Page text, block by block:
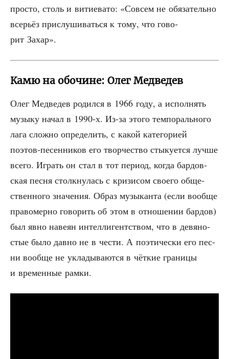
про­сто, столь и вити­е­ва­то: «Совсем не обя­за­тель­но
все­рьёз при­слу­ши­вать­ся к тому, что гово­
рит Захар».
Камю на обочине: Олег Медведев
Олег Мед­ве­дев родил­ся в 1966 году, а испол­нять
музы­ку начал в 1990‑х. Из-за это­го тем­по­раль­но­го
лага слож­но опре­де­лить, с какой кате­го­ри­ей
поэтов-песен­ни­ков его твор­че­ство сты­ку­ет­ся луч­ше
все­го. Играть он стал в тот пери­од, когда бар­дов­
ская пес­ня столк­ну­лась с кри­зи­сом сво­е­го обще­
ствен­но­го зна­че­ния. Образ музы­кан­та (если вооб­ще
пра­во­мер­но гово­рить об этом в отно­ше­нии бар­дов)
был явно наве­ян интел­ли­гент­ством, что в девя­но­
стые было дав­но не в чести. А поэ­ти­че­ски его пес­
ни вооб­ще не укла­ды­ва­ют­ся в чёт­кие гра­ни­цы
и вре­мен­ные рамки.